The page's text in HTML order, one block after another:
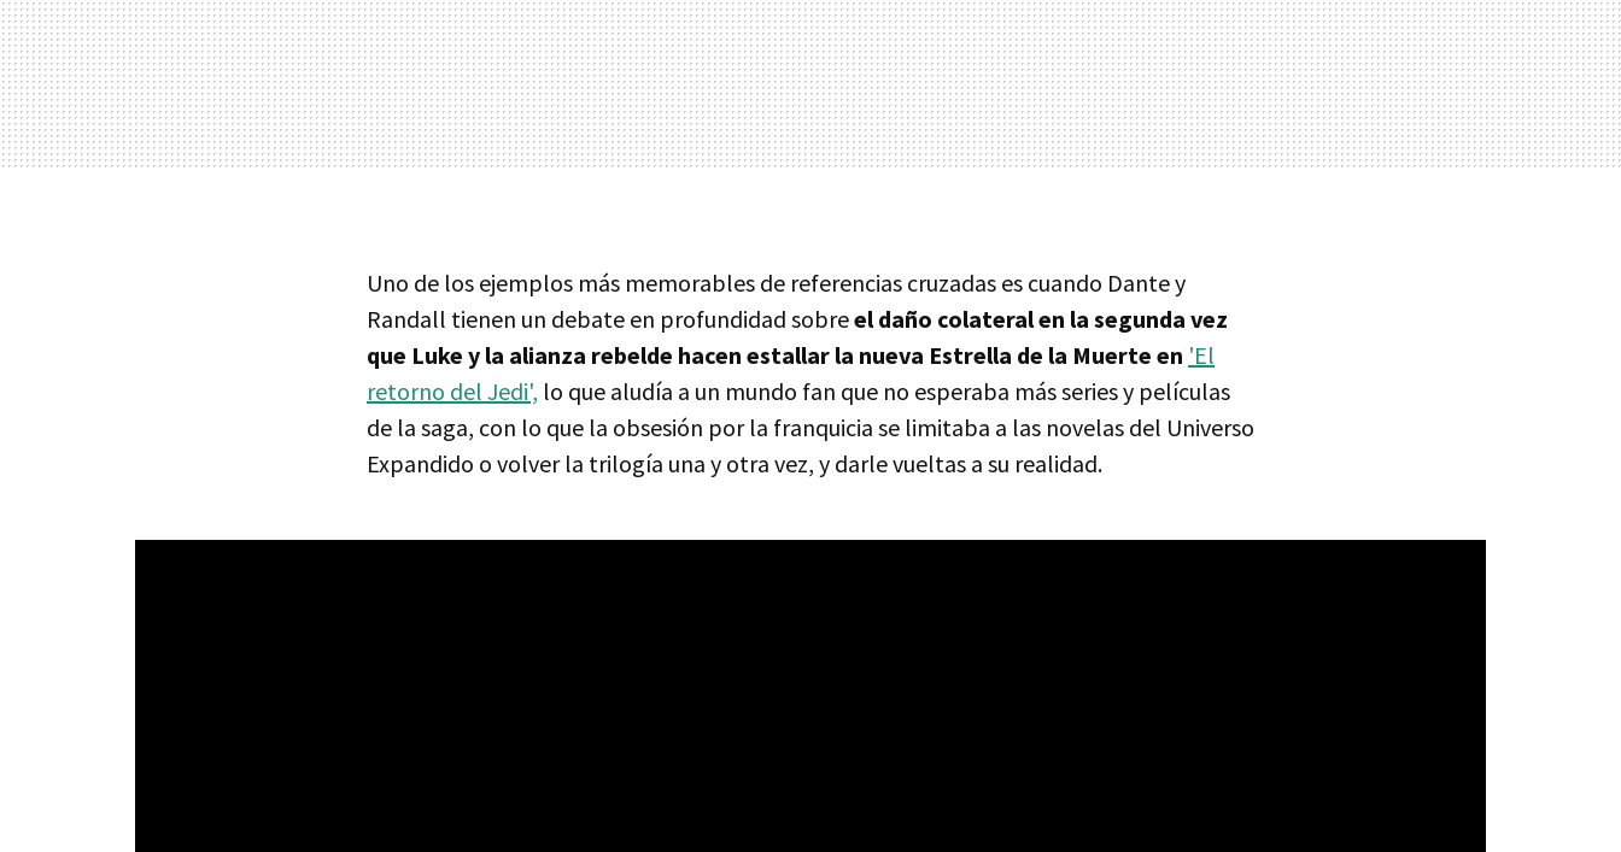
Uno de los ejemplos más memorables de referencias cruzadas es cuando Dante y
Randall tienen un debate en profundidad sobreel daño colateral en la segunda vez
que Luke y la alianza rebelde hacen estallar la nueva Estrella de la Muerte en 'El
retorno del Jedi', lo que aludía a un mundo fan que no esperaba más series y películas
de la saga, con lo que la obsesión por la franquicia se limitaba a las novelas del Universo
Expandido o volver la trilogía una y otra vez, y darle vueltas a su realidad.